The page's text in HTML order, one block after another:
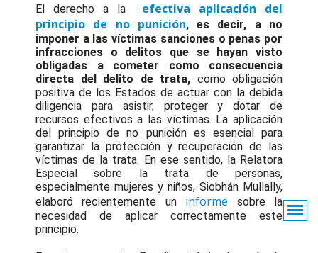
El derecho a la efectiva aplicación del
principio de no punición, es decir, a no
imponer a las víctimas sanciones o penas por
infracciones o delitos que se hayan visto
obligadas a cometer como consecuencia
directa del delito de trata, como obligación
positiva de los Estados de actuar con la debida
diligencia para asistir, proteger y dotar de
recursos efectivos a las víctimas. La aplicación
del principio de no punición es esencial para
garantizar la protección y recuperación de las
víctimas de la trata. En ese sentido, la Relatora
Especial sobre la trata de personas,
especialmente mujeres y niños, Siobhán Mullally,
elaboró recientemente un informe sobre la
necesidad de aplicar correctamente este
principio.